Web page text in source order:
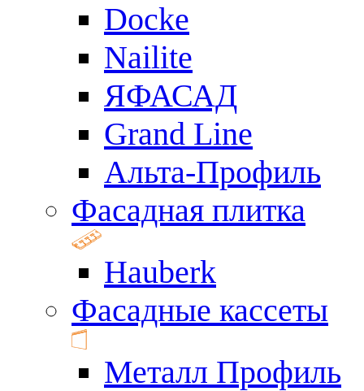
Docke
Nailite
ЯФАСАД
Grand Line
Альта-Профиль
Фасадная плитка
Hauberk
Фасадные кассеты
Металл Профиль